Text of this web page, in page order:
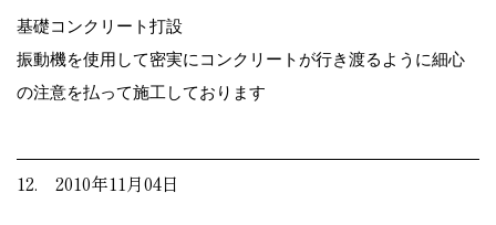
基礎コンクリート打設
振動機を使用して密実にコンクリートが行き渡るように細心
の注意を払って施工しております
12. 2010年11月04日